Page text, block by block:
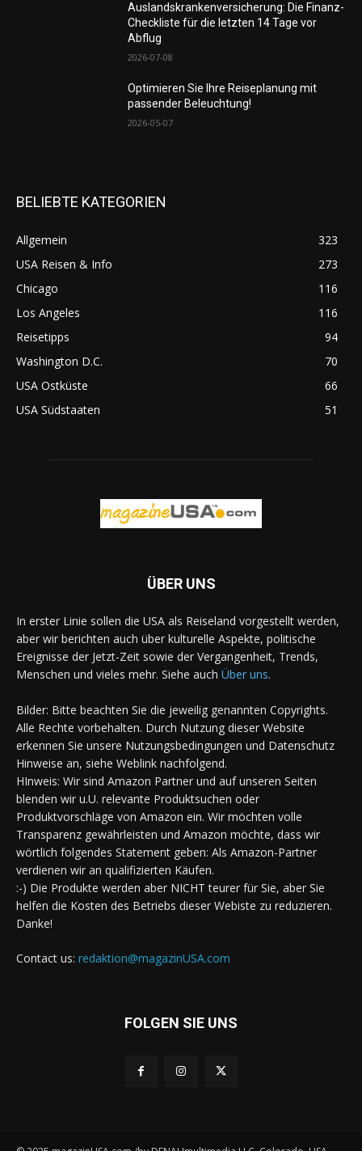
Auslandskrankenversicherung: Die Finanz-
Checkliste für die letzten 14 Tage vor
Abflug
2026-07-08
Optimieren Sie Ihre Reiseplanung mit
passender Beleuchtung!
2026-05-07
BELIEBTE KATEGORIEN
Allgemein
323
USA Reisen & Info
273
Chicago
116
Los Angeles
116
Reisetipps
94
Washington D.C.
70
USA Ostküste
66
USA Südstaaten
51
ÜBER UNS
In erster Linie sollen die USA als Reiseland vorgestellt werden,
aber wir berichten auch über kulturelle Aspekte, politische
Ereignisse der Jetzt-Zeit sowie der Vergangenheit, Trends,
Menschen und vieles mehr. Siehe auch Über uns.
Bilder: Bitte beachten Sie die jeweilig genannten Copyrights.
Alle Rechte vorbehalten. Durch Nutzung dieser Website
erkennen Sie unsere Nutzungsbedingungen und Datenschutz
Hinweise an, siehe Weblink nachfolgend.
HInweis: Wir sind Amazon Partner und auf unseren Seiten
blenden wir u.U. relevante Produktsuchen oder
Produktvorschläge von Amazon ein. Wir möchten volle
Transparenz gewährleisten und Amazon möchte, dass wir
wörtlich folgendes Statement geben: Als Amazon-Partner
verdienen wir an qualifizierten Käufen.
:-) Die Produkte werden aber NICHT teurer für Sie, aber Sie
helfen die Kosten des Betriebs dieser Webiste zu reduzieren.
Danke!
Contact us: redaktion@magazinUSA.com
FOLGEN SIE UNS